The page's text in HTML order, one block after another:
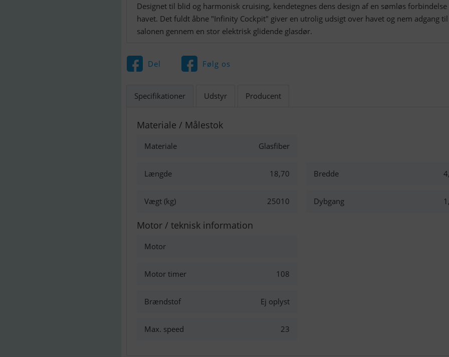
Designet til blid og harmonisk cruising, kendetegnes dens design af en sømløs forbindelse
havet. Det fuldt åbne "Infinity Cockpit" giver en utrolig udsigt over havet og nem adgang til
salonen gennem en stor elektrisk glidende glasdør.
Del Følg os
Specifikationer Udstyr Producent
Materiale / Målestok
Materiale Glasfiber
Længde 18,70 Bredde
Vægt (kg) 25010 Dybgang
Motor / teknisk information
Motor
Motor timer 108
Brændstof Ej oplyst
Max. speed 23